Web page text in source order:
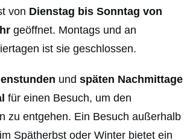
von Dienstag bis Sonntag von
geöffnet. Montags und an
ist sie geschlossen.
und späten Nachmittage
für einen Besuch, um den
zu entgehen. Ein Besuch außerhalb
Spätherbst oder Winter bietet ein